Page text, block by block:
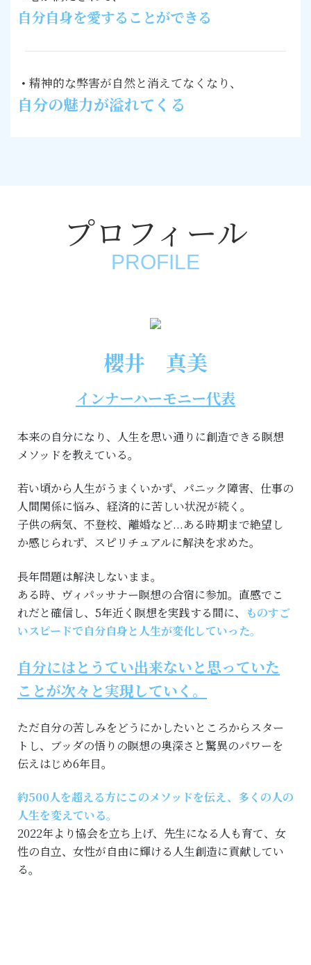
自分自身を愛することができる
・ 精神的な弊害が自然と消えてなくなり、
自分の魅力が溢れてくる
プロフィール
PROFILE
櫻井 真美
インナーハーモニー代表
本来の自分になり、人生を思い通りに創造できる瞑想
メソッドを教えている。
若い頃から人生がうまくいかず、パニック障害、仕事の
人間関係に悩み、経済的に苦しい状況が続く。
子供の病気、不登校、離婚など...ある時期まで絶望し
か感じられず、スピリチュアルに解決を求めた。
長年問題は解決しないまま。
ある時、ヴィパッサナー瞑想の合宿に参加。直感でこ
れだと確信し、5年近く瞑想を実践する間に、
ものすご
いスピードで自分自身と人生が変化していった。
自分にはとうてい出来ないと思っていた
ことが次々と実現していく。
ただ自分の苦しみをどうにかしたいところからスター
トし、ブッダの悟りの瞑想の奥深さと驚異のパワーを
伝えはじめ6年目。
約500人を超える方にこのメソッドを伝え、多くの人の
人生を変えている。
2022年より協会を立ち上げ、先生になる人も育て、女
性の自立、女性が自由に輝ける人生創造に貢献してい
る。